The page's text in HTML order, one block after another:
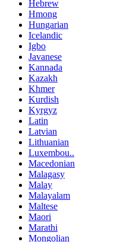
Hebrew
Hmong
Hungarian
Icelandic
Igbo
Javanese
Kannada
Kazakh
Khmer
Kurdish
Kyrgyz
Latin
Latvian
Lithuanian
Luxembou..
Macedonian
Malagasy
Malay
Malayalam
Maltese
Maori
Marathi
Mongolian